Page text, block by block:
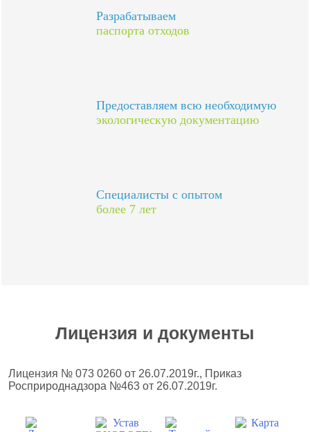
Разрабатываем
паспорта отходов
Предоставляем всю необходимую
экологическую документацию
Специалисты с опытом
более 7 лет
Лицензия и документы
Лицензия № 073 0260 от 26.07.2019г., Приказ
Росприроднадзора №463 от 26.07.2019г.